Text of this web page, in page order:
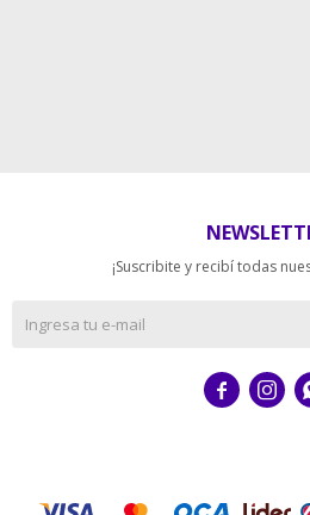
¡Suscribite y recibí todas
 